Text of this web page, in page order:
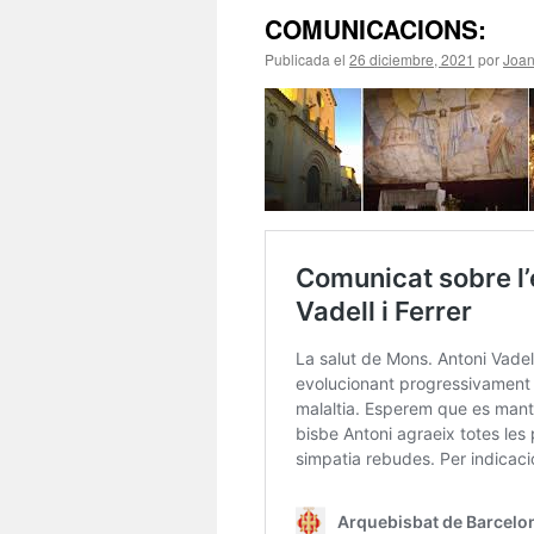
COMUNICACIONS:
Publicada el 26 diciembre, 2021 porJoan